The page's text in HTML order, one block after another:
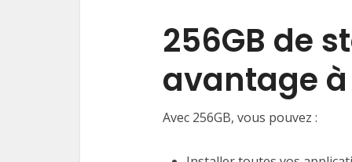
256GB de
avantage
Avec 256GB, vous pouvez :